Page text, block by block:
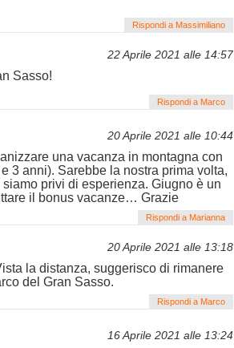
Rispondi a Massimiliano
22 Aprile 2021 alle 14:57
Sasso!
Rispondi a Marco
20 Aprile 2021 alle 10:44
una vacanza in montagna con
3 anni). Sarebbe la nostra prima volta,
privi di esperienza. Giugno è un
il bonus vacanze… Grazie
Rispondi a Marianna
20 Aprile 2021 alle 13:18
la distanza, suggerisco di rimanere
del Gran Sasso.
Rispondi a Marco
16 Aprile 2021 alle 13:24